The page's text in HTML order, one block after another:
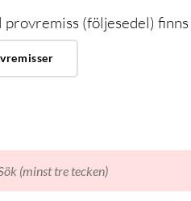
(följesedel) finns